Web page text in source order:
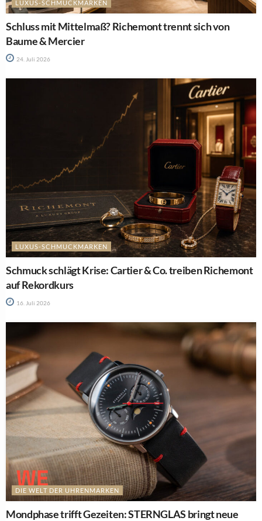
LUXUS-SCHMUCKMARKEN
Schluss mit Mittelmaß? Richemont trennt sich von
Baume & Mercier
24. Juli 2026
LUXUS-SCHMUCKMARKEN
Schmuck schlägt Krise: Cartier & Co. treiben Richemont
auf Rekordkurs
16. Juli 2026
DIE WELT DER UHRENMARKEN
Mondphase trifft Gezeiten: STERNGLAS bringt neue